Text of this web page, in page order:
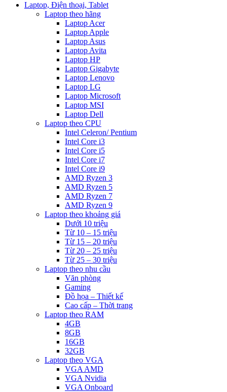
Laptop, Điện thoại, Tablet
Laptop theo hãng
Laptop Acer
Laptop Apple
Laptop Asus
Laptop Avita
Laptop HP
Laptop Gigabyte
Laptop Lenovo
Laptop LG
Laptop Microsoft
Laptop MSI
Laptop Dell
Laptop theo CPU
Intel Celeron/ Pentium
Intel Core i3
Intel Core i5
Intel Core i7
Intel Core i9
AMD Ryzen 3
AMD Ryzen 5
AMD Ryzen 7
AMD Ryzen 9
Laptop theo khoảng giá
Dưới 10 triệu
Từ 10 – 15 triệu
Từ 15 – 20 triệu
Từ 20 – 25 triệu
Từ 25 – 30 triệu
Laptop theo nhu cầu
Văn phòng
Gaming
Đồ họa – Thiết kế
Cao cấp – Thời trang
Laptop theo RAM
4GB
8GB
16GB
32GB
Laptop theo VGA
VGA AMD
VGA Nvidia
VGA Onboard